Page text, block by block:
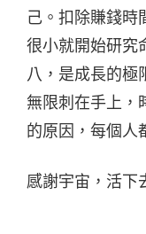
己。扣除賺錢時
很小就開始研究
八，是成長的極
無限刺在手上，
的原因，每個人
感謝宇宙，活下